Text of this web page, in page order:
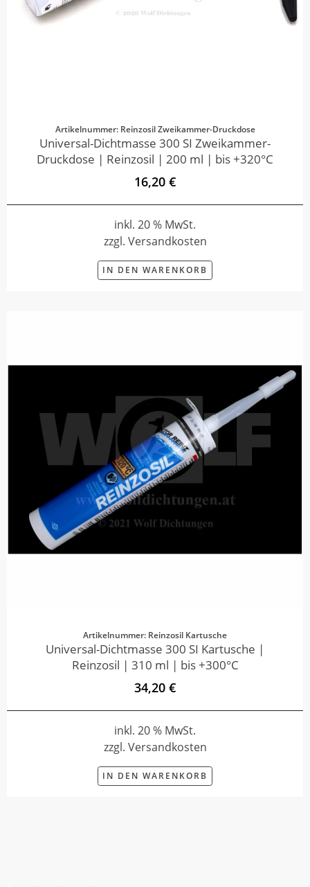
Artikelnummer: Reinzosil Zweikammer-Druckdose
Universal-Dichtmasse 300 SI Zweikammer-
Druckdose | Reinzosil | 200 ml | bis +320°C
16,20 €
inkl. 20 % MwSt.
zzgl. Versandkosten
IN DEN WARENKORB
Artikelnummer: Reinzosil Kartusche
Universal-Dichtmasse 300 SI Kartusche |
Reinzosil | 310 ml | bis +300°C
34,20 €
inkl. 20 % MwSt.
zzgl. Versandkosten
IN DEN WARENKORB